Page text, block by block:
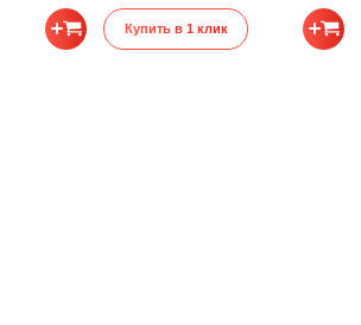
Купить в 1 клик